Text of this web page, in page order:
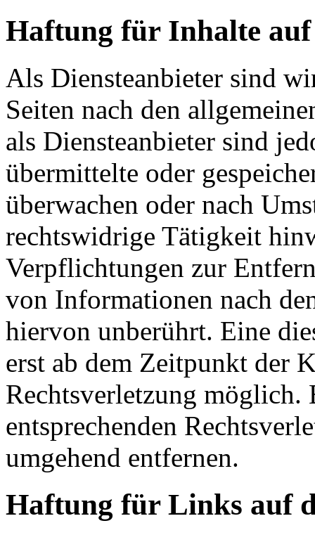
Haftung für Inhalte auf
Als Diensteanbieter sind
Seiten nach den
als Diensteanbieter sind
übermittelte oder
überwachen oder nach
rechtswidrige Tätigkeit
Verpflichtungen zur
von Informationen nach
hiervon unberührt. Eine
erst ab dem Zeitpunkt der
Rechtsverletzung möglich.
entsprechenden
umgehend entfernen.
Haftung für Links auf